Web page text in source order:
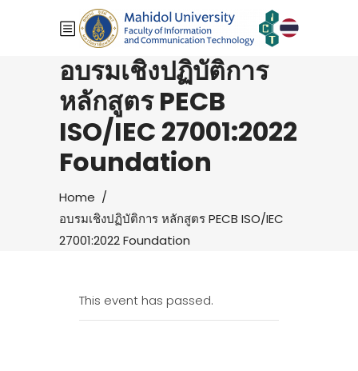
อบรมเชิงปฏิบัติการ
หลักสูตร PECB
ISO/IEC 27001:2022
Foundation
Home /
อบรมเชิงปฏิบัติการ หลักสูตร PECB ISO/IEC
27001:2022 Foundation
This event has passed.